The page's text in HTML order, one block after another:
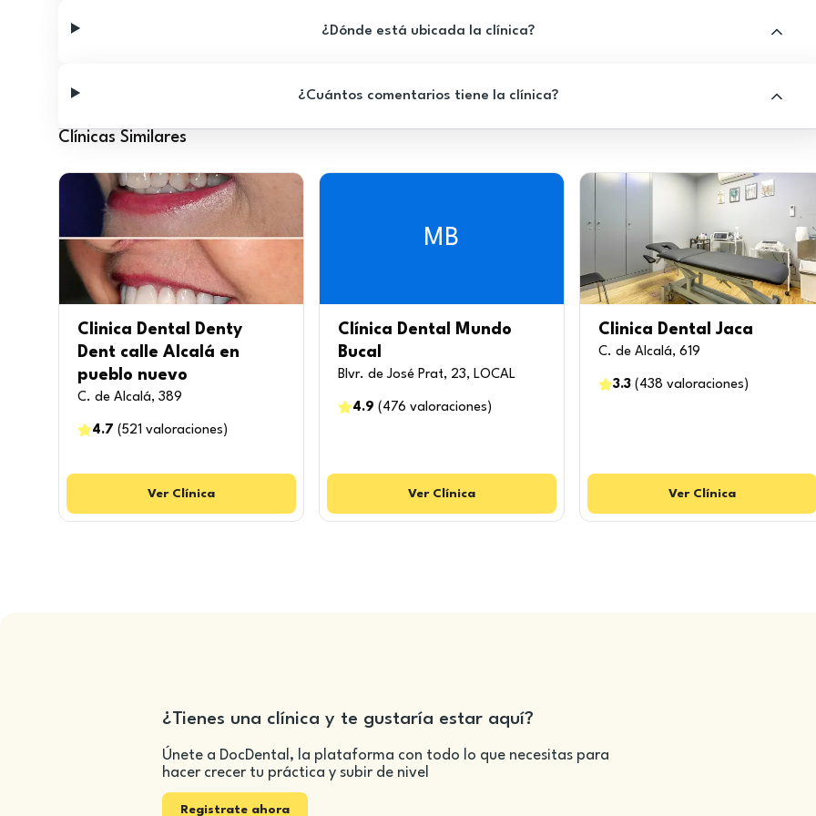
¿Dónde está ubicada la clínica?
¿Cuántos comentarios tiene la clínica?
Clínicas Similares
Clinica Dental Denty
Dent calle Alcalá en
pueblo nuevo
C. de Alcalá, 389
4.7 (521 valoraciones )
Ver Clínica
MB
Clínica Dental Mundo
Bucal
Blvr. de José Prat, 23, LOCAL
4.9 ( 476 valoraciones )
Ver Clínica
Clinica Dental Jaca
C. de Alcalá, 619
3.3( 438 valoraciones )
Ver Clínica
¿Tienes una clínica y te gustaría estar aquí?
Únete a DocDental, la plataforma con todo lo que necesitas para
hacer crecer tu práctica y subir de nivel
Registrate ahora